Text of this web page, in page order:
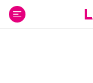
contenido